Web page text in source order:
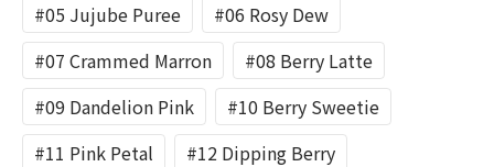
#05 Jujube Puree
#06 Rosy Dew
#07 Crammed Marron
#08 Berry Latte
#09 Dandelion Pink
#10 Berry Sweetie
#11 Pink Petal
#12 Dipping Berry